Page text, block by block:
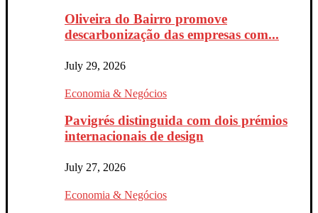
Oliveira do Bairro promove
descarbonização das empresas com...
July 29, 2026
Economia & Negócios
Pavigrés distinguida com dois prémios
internacionais de design
July 27, 2026
Economia & Negócios